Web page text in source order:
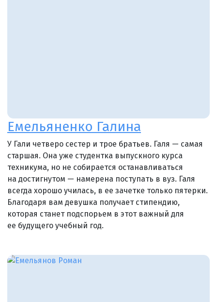
Емельяненко Галина
У Гали четверо сестер и трое братьев. Галя — самая
старшая. Она уже студентка выпускного курса
техникума, но не собирается останавливаться
на достигнутом — намерена поступать в вуз. Галя
всегда хорошо училась, в ее зачетке только пятерки.
Благодаря вам девушка получает стипендию,
которая станет подспорьем в этот важный для
ее будущего учебный год.